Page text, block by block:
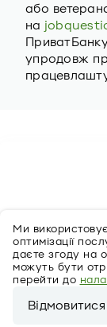
Ми
оптимізації
даєте згоду на
можуть бути
перейти до
Відмовитися
або
на
упродовж